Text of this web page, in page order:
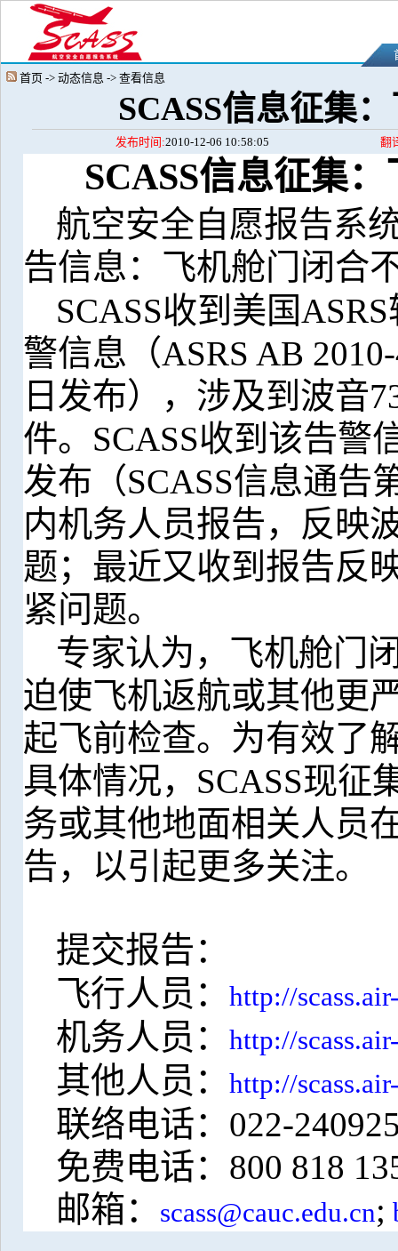
首页 -> 动态信息 -> 查看信息
SCASS信息征集
发布时间:2010-12-06 10:58:05 翻
SCASS信息征集：
航空安全自愿报告系
告信息：飞机舱门闭合
SCASS收到美国 ASRS
警信息（ASRS AB
日发布），涉及到波音
件。 SCASS收到该告警
发布（SCASS信息通告
内机务人员报告，反映
题；最近又收到报告反
紧问题。
专家认为，飞机舱门
迫使飞机返航或其他更
起飞前检查。为有效了
具体情况， SCASS现征
务或其他地面相关人员
告，以引起更多关注。
提交报告：
飞行人员：http://
机务人员：http://
其他人员：http://
联络电话： 022-
免费电话： 800 818
邮箱：
scass@cauc.edu.cn;